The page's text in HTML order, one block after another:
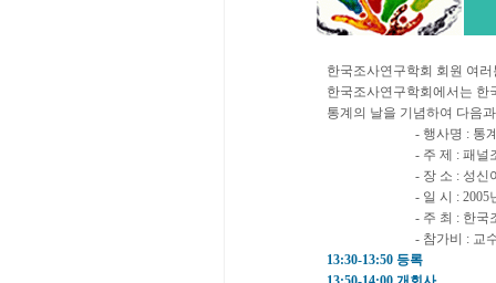
한국조사연구학회 회원 여러
한국조사연구학회에서는 한
통계의 날을 기념하여 다음
- 행사명 : 통
- 주 제 : 패널
- 장 소 : 성신
- 일 시 : 2005
- 주 최 : 한국
- 참가비 : 교
13:30-13:50 등록